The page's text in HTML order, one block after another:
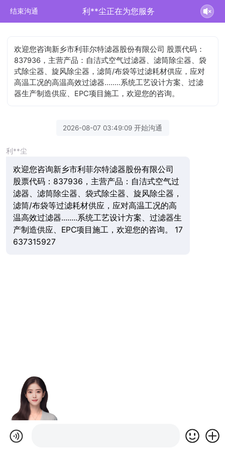
结束沟通 利**尘正在为您服务
欢迎您咨询新乡市利菲尔特滤器股份有限公司 股票代码：
837936，主营产品：自洁式空气过滤器、滤筒除尘器、袋
式除尘器、旋风除尘器，滤筒/布袋等过滤耗材供应，应对
高温工况的高温高效过滤器........系统工艺设计方案、过滤
器生产制造供应、EPC项目施工，欢迎您的咨询。
2026-08-07 03:49:09 开始沟通
利**尘
欢迎您咨询新乡市利菲尔特滤器股份有限公司
股票代码：837936，主营产品：自洁式空气过
滤器、滤筒除尘器、袋式除尘器、旋风除尘器，
滤筒/布袋等过滤耗材供应，应对高温工况的高
温高效过滤器........系统工艺设计方案、过滤器生
产制造供应、EPC项目施工，欢迎您的咨询。 17
637315927